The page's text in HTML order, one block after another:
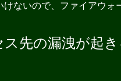
ないので、ファイアウ
先の漏洩が起